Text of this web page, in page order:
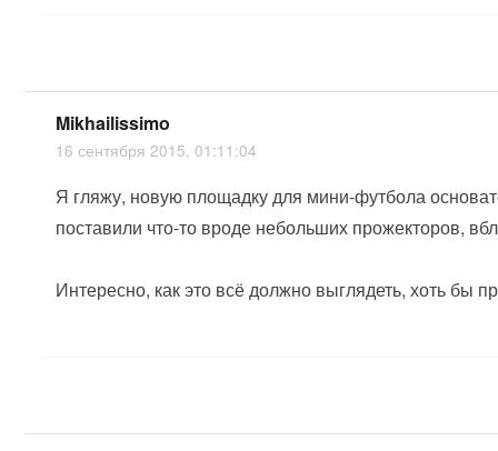
Mikhailissimo
16 сентября 2015, 01:11:04
Я гляжу, новую площадку для мини-футбола
поставили что-то вроде небольших прожекторов,
Интересно, как это всё должно выглядеть, хоть бы